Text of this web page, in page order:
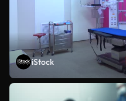
iStock